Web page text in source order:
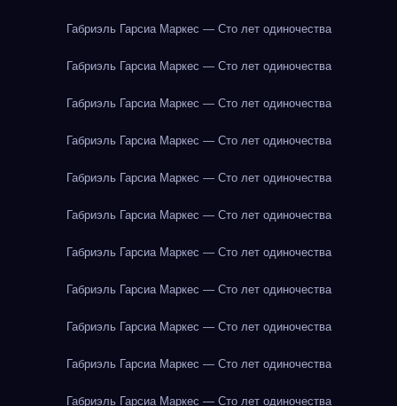
Габриэль Гарсиа Маркес — Сто лет одиночества
Габриэль Гарсиа Маркес — Сто лет одиночества
Габриэль Гарсиа Маркес — Сто лет одиночества
Габриэль Гарсиа Маркес — Сто лет одиночества
Габриэль Гарсиа Маркес — Сто лет одиночества
Габриэль Гарсиа Маркес — Сто лет одиночества
Габриэль Гарсиа Маркес — Сто лет одиночества
Габриэль Гарсиа Маркес — Сто лет одиночества
Габриэль Гарсиа Маркес — Сто лет одиночества
Габриэль Гарсиа Маркес — Сто лет одиночества
Габриэль Гарсиа Маркес — Сто лет одиночества